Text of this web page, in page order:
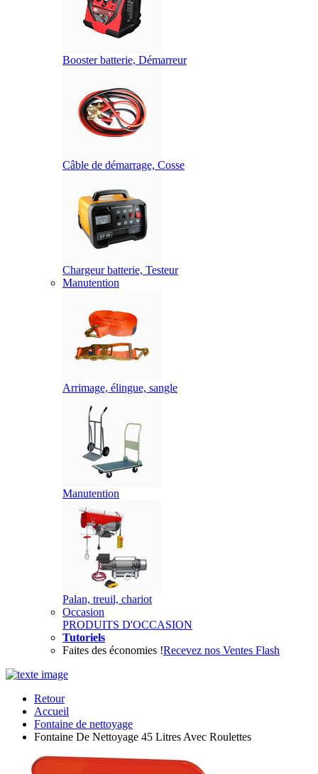
Booster batterie, Démarreur
Câble de démarrage, Cosse
Chargeur batterie, Testeur
Manutention
Arrimage, élingue, sangle
Manutention
Palan, treuil, chariot
Occasion
PRODUITS D'OCCASION
Tutoriels
Faites des économies !Recevez nos Ventes Flash
Retour
Accueil
Fontaine de nettoyage
Fontaine De Nettoyage 45 Litres Avec Roulettes